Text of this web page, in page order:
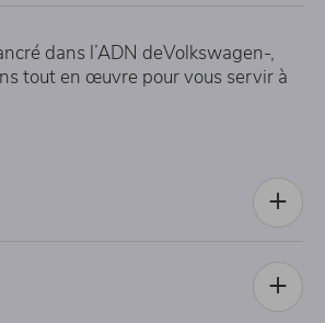
dans l’ADN deVolkswagen-,
tout en œuvre pour vous servir à